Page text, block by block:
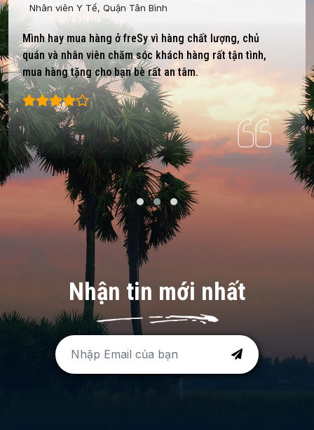
Nhân viên Y Tế, Quận Tân Bình
Mình hay mua hàng ở freSy vì hàng chất lượng, chủ
quán và nhân viên chăm sóc khách hàng rất tận tình,
mua hàng tặng cho bạn bè rất an tâm.
Nhận tin mới nhất